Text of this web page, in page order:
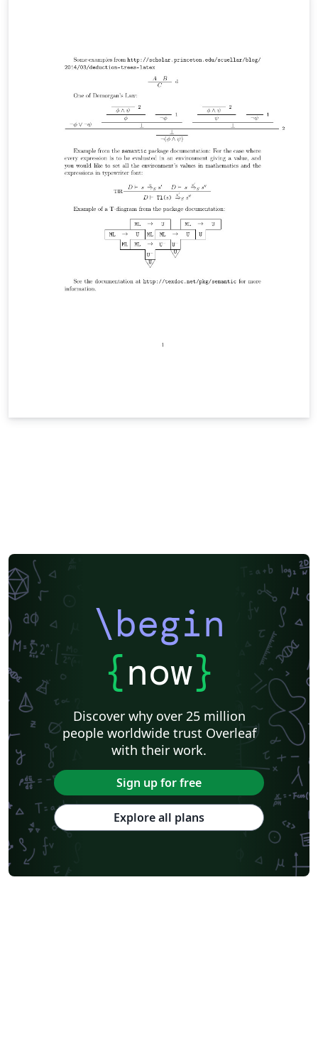
\begin
{now}
Discover why over 25 million
people worldwide trust Overleaf
with their work.
Sign up for free
Explore all plans